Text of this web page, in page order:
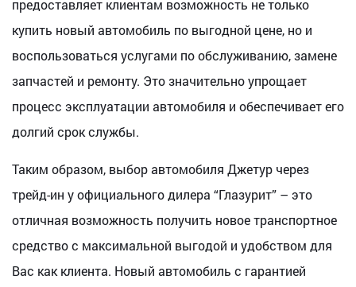
предоставляет клиентам возможность не только
купить новый автомобиль по выгодной цене, но и
воспользоваться услугами по обслуживанию, замене
запчастей и ремонту. Это значительно упрощает
процесс эксплуатации автомобиля и обеспечивает его
долгий срок службы.
Таким образом, выбор автомобиля Джетур через
трейд-ин у официального дилера “Глазурит” – это
отличная возможность получить новое транспортное
средство с максимальной выгодой и удобством для
Вас как клиента. Новый автомобиль с гарантией